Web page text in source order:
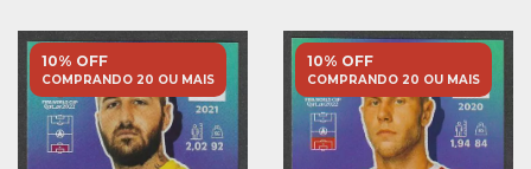
10% OFF
COMPRANDO 20 OU MAIS
10% OFF
COMPRANDO 20 OU MAIS